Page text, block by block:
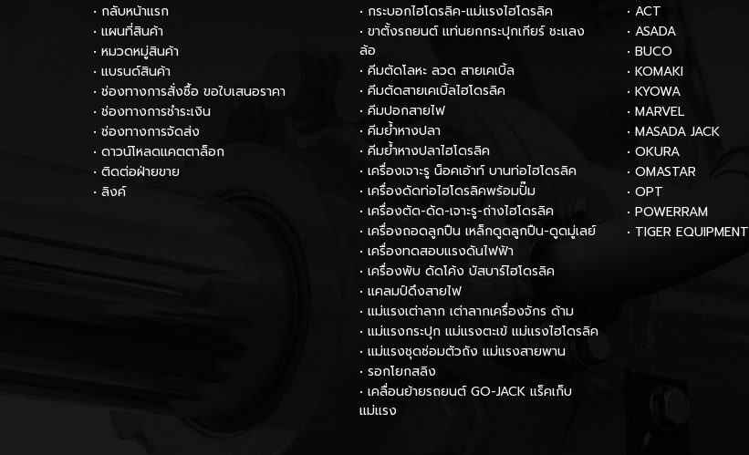
• กลับหน้าแรก
• แผนที่สินค้า
• หมวดหมู่สินค้า
• แบรนด์สินค้า
• ช่องทางการสั่งซื้อ ขอใบเสนอราคา
• ช่องทางการชำระเงิน
• ช่องทางการจัดส่ง
• ดาวน์โหลดแคตตาล็อก
• ติดต่อฝ่ายขาย
• ลิงค์
• กระบอกไฮโดรลิค-แม่แรงไฮโดรลิค
• ขาตั้งรถยนต์ แท่นยกกระปุกเกียร์ ชะแลง
ล้อ
• คีมตัดโลหะ ลวด สายเคเบิ้ล
• คีมตัดสายเคเบิ้ลไฮโดรลิค
• คีมปอกสายไฟ
• คีมย้ำหางปลา
• คีมย้ำหางปลาไฮโดรลิค
• เครื่องเจาะรู น็อคเอ้าท์ บานท่อไฮโดรลิค
• เครื่องดัดท่อไฮโดรลิคพร้อมปั๊ม
• เครื่องตัด-ดัด-เจาะรู-ถ่างไฮโดรลิค
• เครื่องถอดลูกปืน เหล็กดูดลูกปืน-ดูดมู่เลย์
• เครื่องทดสอบแรงดันไฟฟ้า
• เครื่องพับ ดัดโค้ง บัสบาร์ไฮโดรลิค
• แคลมป์ดึงสายไฟ
• แม่แรงเต่าลาก เต่าลากเครื่องจักร ด้าม
• แม่แรงกระปุก แม่แรงตะเข้ แม่แรงไฮโดรลิค
• แม่แรงชุดซ่อมตัวถัง แม่แรงสายพาน
• รอกโยกสลิง
• เคลื่อนย้ายรถยนต์ GO-JACK แร็คเก็บ
แม่แรง
• ACT
• ASADA
• BUCO
• KOMAKI
• KYOWA
• MARVEL
• MASADA JACK
• OKURA
• OMASTAR
• OPT
• POWERRAM
• TIGER EQUIPMENT